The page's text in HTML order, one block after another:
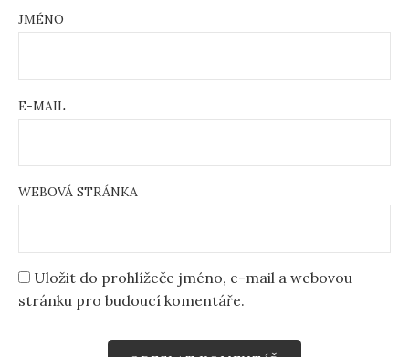
JMÉNO
E-MAIL
WEBOVÁ STRÁNKA
Uložit do prohlížeče jméno, e-mail a webovou
stránku pro budoucí komentáře.